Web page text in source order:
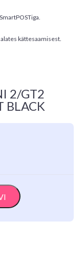
kättesaamisest.
2/GT2
BLACK